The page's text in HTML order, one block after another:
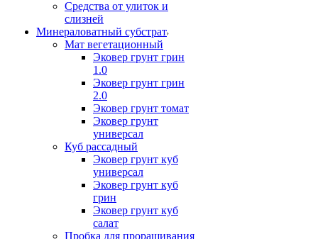
Средства от улиток и
слизней
Минераловатный субстрат
Мат вегетационный
Эковер грунт грин
1.0
Эковер грунт грин
2.0
Эковер грунт томат
Эковер грунт
универсал
Куб рассадный
Эковер грунт куб
универсал
Эковер грунт куб
грин
Эковер грунт куб
салат
Пробка для проращивания